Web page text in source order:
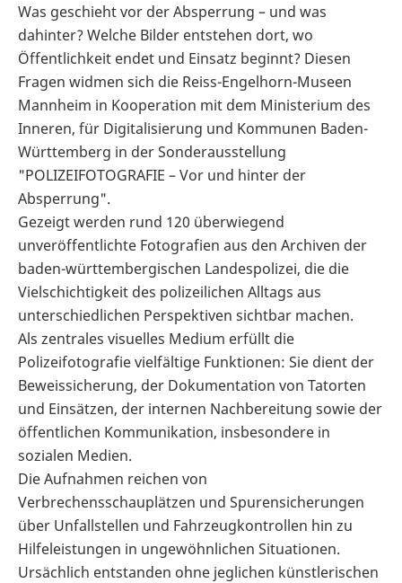
Was geschieht vor der Absperrung – und was
dahinter? Welche Bilder entstehen dort, wo
Öffentlichkeit endet und Einsatz beginnt? Diesen
Fragen widmen sich die Reiss-Engelhorn-Museen
Mannheim in Kooperation mit dem Ministerium des
Inneren, für Digitalisierung und Kommunen Baden-
Württemberg in der Sonderausstellung
"POLIZEIFOTOGRAFIE – Vor und hinter der
Absperrung".
Gezeigt werden rund 120 überwiegend
unveröffentlichte Fotografien aus den Archiven der
baden-württembergischen Landespolizei, die die
Vielschichtigkeit des polizeilichen Alltags aus
unterschiedlichen Perspektiven sichtbar machen.
Als zentrales visuelles Medium erfüllt die
Polizeifotografie vielfältige Funktionen: Sie dient der
Beweissicherung, der Dokumentation von Tatorten
und Einsätzen, der internen Nachbereitung sowie der
öffentlichen Kommunikation, insbesondere in
sozialen Medien.
Die Aufnahmen reichen von
Verbrechensschauplätzen und Spurensicherungen
über Unfallstellen und Fahrzeugkontrollen hin zu
Hilfeleistungen in ungewöhnlichen Situationen.
Ursächlich entstanden ohne jeglichen künstlerischen